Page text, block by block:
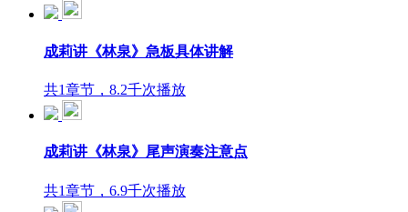
成莉讲《林泉》急板具体讲解
共1章节，8.2千次播放
成莉讲《林泉》尾声演奏注意点
共1章节，6.9千次播放